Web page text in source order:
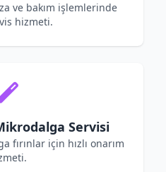
ve bakım işlemlerinde
hizmeti.
Servisi
fırınlar için hızlı onarım